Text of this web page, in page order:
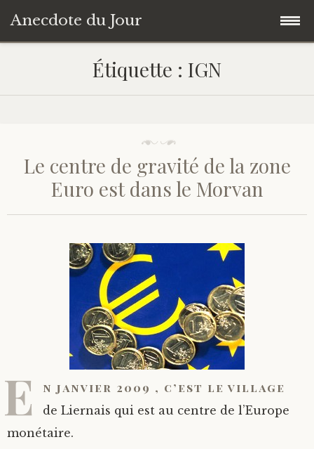
Anecdote du Jour
contenu
Livres de Culture Générale
À propos
Étiquette : IGN
Le centre de gravité de la zone
Euro est dans le Morvan
E n janvier 2009 , c’est le village
de Liernais qui est au centre de l’Europe
monétaire.